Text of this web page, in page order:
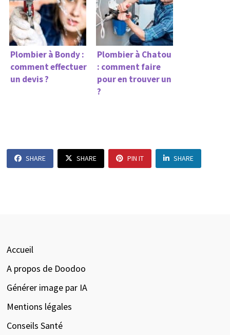
Plombier à Bondy :
comment effectuer
un devis ?
Plombier à Chatou
: comment faire
pour en trouver un
?
SHARE SHARE PIN IT SHARE
Accueil
A propos de Doodoo
Générer image par IA
Mentions légales
Conseils Santé